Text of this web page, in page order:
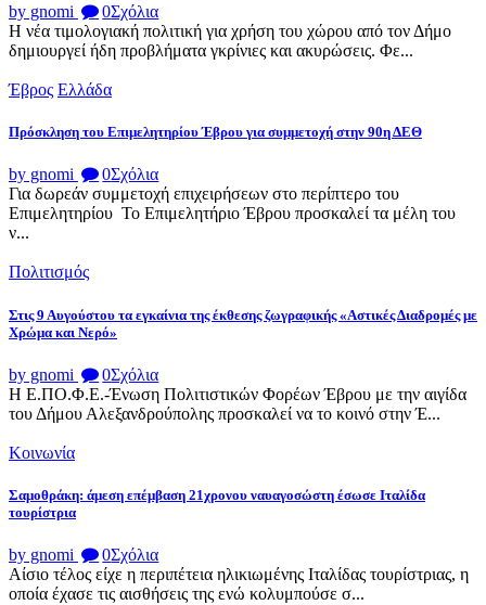
by gnomi 0Σχόλια
Η νέα τιμολογιακή πολιτική για χρήση του χώρου από τον Δήμο
δημιουργεί ήδη προβλήματα γκρίνιες και ακυρώσεις. Φε...
Έβρος Ελλάδα
Πρόσκληση του Επιμελητηρίου Έβρου για συμμετοχή στην 90η ΔΕΘ
by gnomi 0Σχόλια
Για δωρεάν συμμετοχή επιχειρήσεων στο περίπτερο του
Επιμελητηρίου Το Επιμελητήριο Έβρου προσκαλεί τα μέλη του
ν...
Πολιτισμός
Στις 9 Αυγούστου τα εγκαίνια της έκθεσης ζωγραφικής «Αστικές Διαδρομές με
Χρώμα και Νερό»
by gnomi 0Σχόλια
Η Ε.ΠΟ.Φ.Ε.-Ένωση Πολιτιστικών Φορέων Έβρου με την αιγίδα
του Δήμου Αλεξανδρούπολης προσκαλεί να το κοινό στην Έ...
Κοινωνία
Σαμοθράκη: άμεση επέμβαση 21χρονου ναυαγοσώστη έσωσε Ιταλίδα
τουρίστρια
by gnomi 0Σχόλια
Αίσιο τέλος είχε η περιπέτεια ηλικιωμένης Ιταλίδας τουρίστριας, η
οποία έχασε τις αισθήσεις της ενώ κολυμπούσε σ...